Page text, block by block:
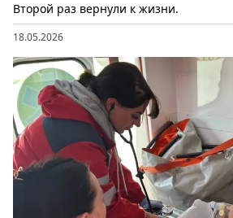
Второй раз вернули к жизни.
18.05.2026